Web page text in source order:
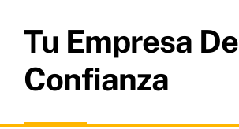
Tu Empresa De
Confianza